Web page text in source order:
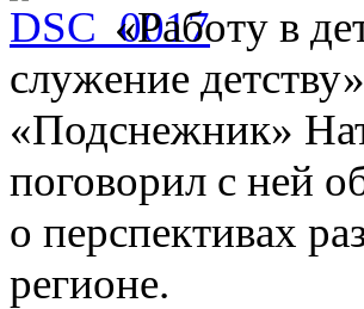
«Работу в
служение
«Подснежник»
поговорил с ней
о перспективах
регионе.